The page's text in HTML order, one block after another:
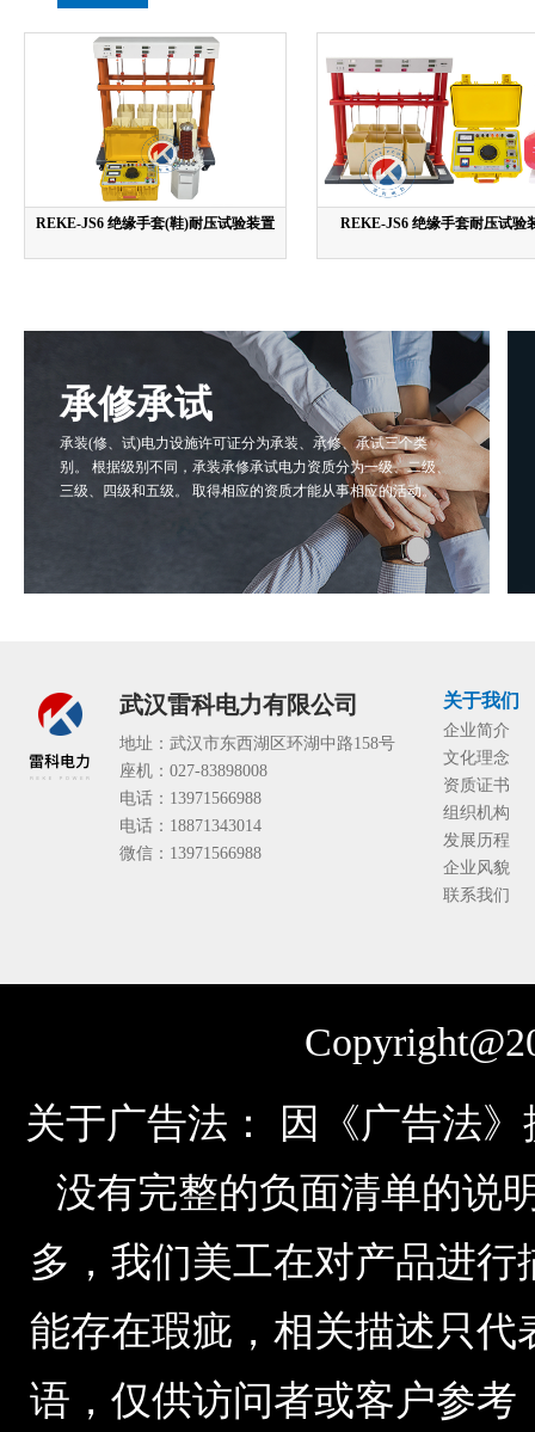
REKE-JS6 绝缘手套(鞋)耐压试验装置 REKE-JS6 绝缘手套耐压试验
承修承试
承装(修、试)电力设施许可证分为承装、承修、承试三个类
别。 根据级别不同，承装承修承试电力资质分为一级、二级、
三级、四级和五级。 取得相应的资质才能从事相应的活动。
武汉雷科电力有限公司
地址：武汉市东西湖区环湖中路158号
座机：027-83898008
电话：13971566988
电话：18871343014
微信：13971566988
关于我们
企业简介
文化理念
资质证书
组织机构
发展历程
企业风貌
联系我们
关于广告法： 因《广告法
没有完整的负面清单的说
多，我们美工在对产品进
能存在瑕疵，相关描述只
语，仅供访问者或客户参